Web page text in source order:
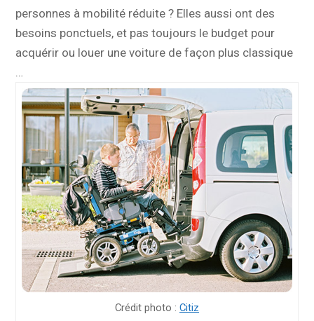
personnes à mobilité réduite ? Elles aussi ont des
besoins ponctuels, et pas toujours le budget pour
acquérir ou louer une voiture de façon plus classique
…
Crédit photo : Citiz